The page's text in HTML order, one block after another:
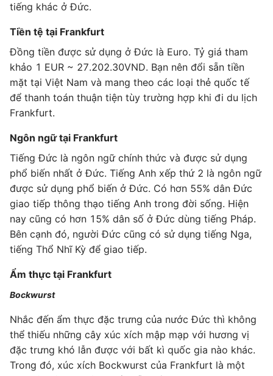
tiếng khác ở Đức.
Tiền tệ tại Frankfurt
Đồng tiền được sử dụng ở Đức là Euro. Tỷ giá tham
khảo 1 EUR ~ 27.202.30VND. Bạn nên đổi sẵn tiền
mặt tại Việt Nam và mang theo các loại thẻ quốc tế
để thanh toán thuận tiện tùy trường hợp khi đi du lịch
Frankfurt.
Ngôn ngữ tại Frankfurt
Tiếng Đức là ngôn ngữ chính thức và được sử dụng
phổ biến nhất ở Đức. Tiếng Anh xếp thứ 2 là ngôn ngữ
được sử dụng phổ biến ở Đức. Có hơn 55% dân Đức
giao tiếp thông thạo tiếng Anh trong đời sống. Hiện
nay cũng có hơn 15% dân số ở Đức dùng tiếng Pháp.
Bên cạnh đó, người Đức cũng có sử dụng tiếng Nga,
tiếng Thổ Nhĩ Kỳ để giao tiếp.
Ẩm thực tại Frankfurt
Bockwurst
Nhắc đến ẩm thực đặc trưng của nước Đức thì không
thể thiếu những cây xúc xích mập mạp với hương vị
đặc trưng khó lẫn được với bất kì quốc gia nào khác.
Trong đó, xúc xích Bockwurst của Frankfurt là một